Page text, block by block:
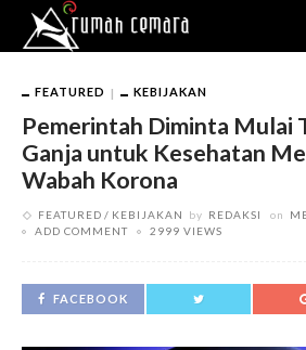
FEATURED KEBIJAKAN
Pemerintah Diminta Mulai
Ganja untuk Kesehatan
Wabah Korona
FEATURED KEBIJAKAN by REDAKSI on
ADD COMMENT
2999 VIEWS
FACEBOOK